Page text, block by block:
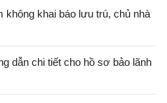
không khai báo lưu trú, chủ nhà
dẫn chi tiết cho hồ sơ bảo lãnh